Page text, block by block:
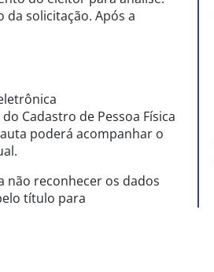
solicitação. Após a
Cadastro de Pessoa Física
poderá acompanhar o
não reconhecer os dados
título para